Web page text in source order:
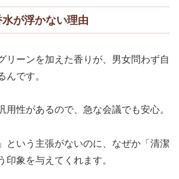
が浮かない理由
リーンを加えた香りが、男女問わず自
んです。
用性があるので、急な会議でも安心。
という主張がないのに、なぜか「清潔
印象を与えてくれます。